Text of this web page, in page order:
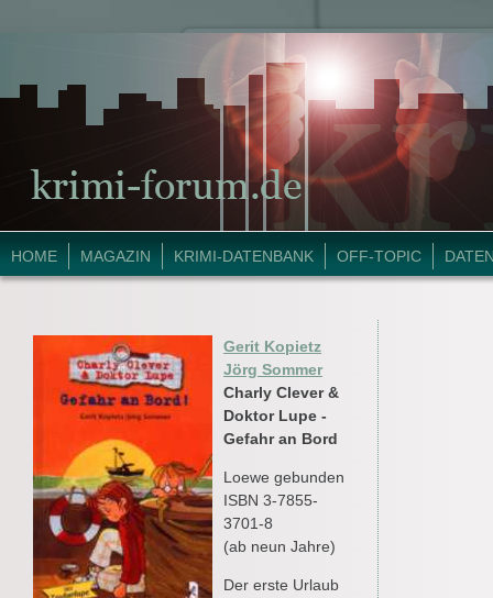
HOME MAGAZIN KRIMI-DATENBANK OFF-TOPIC
Gerit Kopietz
Jörg Sommer
Charly Clever &
Doktor Lupe -
Gefahr an Bord
Loewe gebunden
ISBN 3-7855-
3701-8
(ab neun Jahre)
Der erste Urlaub